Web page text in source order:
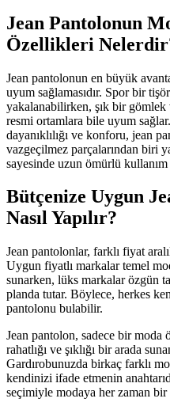
Jean Pantolonun
Özellikleri
Jean pantolonun en büyük
uyum sağlamasıdır. Spor bir
yakalanabilirken, şık bir
resmi ortamlara bile uyum
dayanıklılığı ve konforu, jean
vazgeçilmez parçalarından biri
sayesinde uzun ömürlü
Bütçenize Uygun
Nasıl Yapılır?
Jean pantolonlar, farklı fiyat
Uygun fiyatlı markalar temel
sunarken, lüks markalar özgün
planda tutar. Böylece, herkes
pantolonu bulabilir.
Jean pantolon, sadece bir moda
rahatlığı ve şıklığı bir arada
Gardırobunuzda birkaç farklı
kendinizi ifade etmenin
seçimiyle modaya her zaman